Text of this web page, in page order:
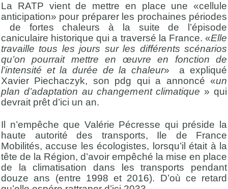
La RATP vient de mettre en place une «cellule
anticipation» pour préparer les prochaines périodes
de fortes chaleurs à la suite de l’épisode
caniculaire historique qui a traversé la France. «Elle
travaille tous les jours sur les différents scénarios
qu’on pourrait mettre en œuvre en fonction de
l’intensité et la durée de la chaleur» a expliqué
Xavier Piechaczyk, son pdg qui a annoncé «un
plan d’adaptation au changement climatique » qui
devrait prêt d’ici un an.
Il n’empêche que Valérie Pécresse qui préside la
haute autorité des transports, Ile de France
Mobilités, accuse les écologistes, lorsqu’il était à la
tête de la Région, d’avoir empêché la mise en place
de la climatisation dans les transports pendant
douze ans (entre 1998 et 2016). D’où ce retard